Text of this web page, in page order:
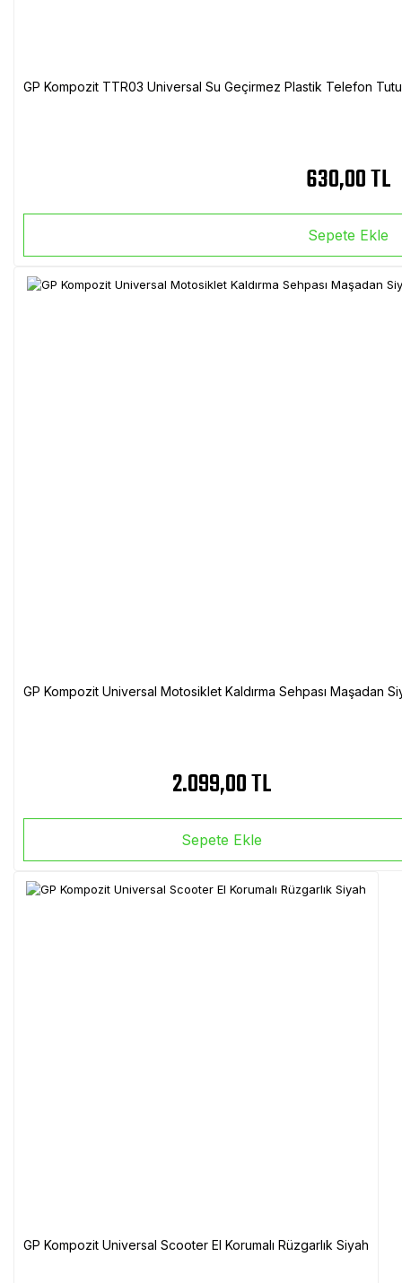
GP Kompozit TTR03 Universal Su Geçirmez Plastik Telefon
630,00 TL
Sepete Ekle
GP Kompozit Universal Motosiklet Kaldırma Sehpası Maşadan
2.099,00 TL
Sepete Ekle
GP Kompozit Universal Scooter El Korumalı Rüzgarlık Siyah